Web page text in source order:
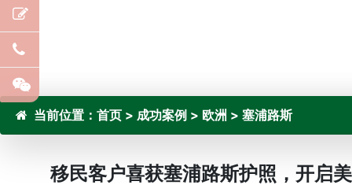
当前位置： 首页 > 成功案例 > 欧洲 > 塞浦路斯
移民客户喜获塞浦路斯护照，开启